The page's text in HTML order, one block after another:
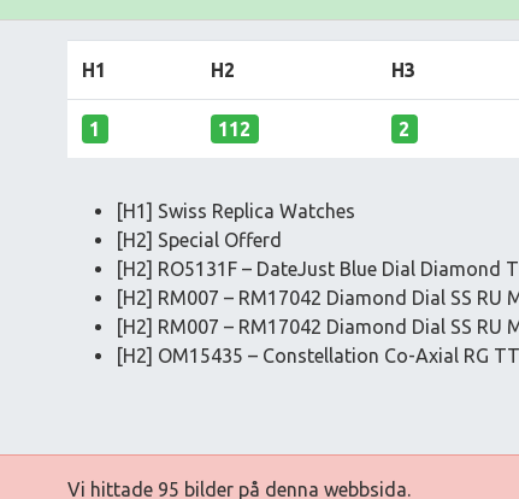
H1 H2 H3
1 112 2
[H1] Swiss Replica Watches
[H2] Special Offerd
[H2] RO5131F – DateJust Blue Dial Diamond
[H2] RM007 – RM17042 Diamond Dial SS
[H2] RM007 – RM17042 Diamond Dial SS
[H2] OM15435 – Constellation Co-Axial RG
Vi hittade 95 bilder på denna webbsida.